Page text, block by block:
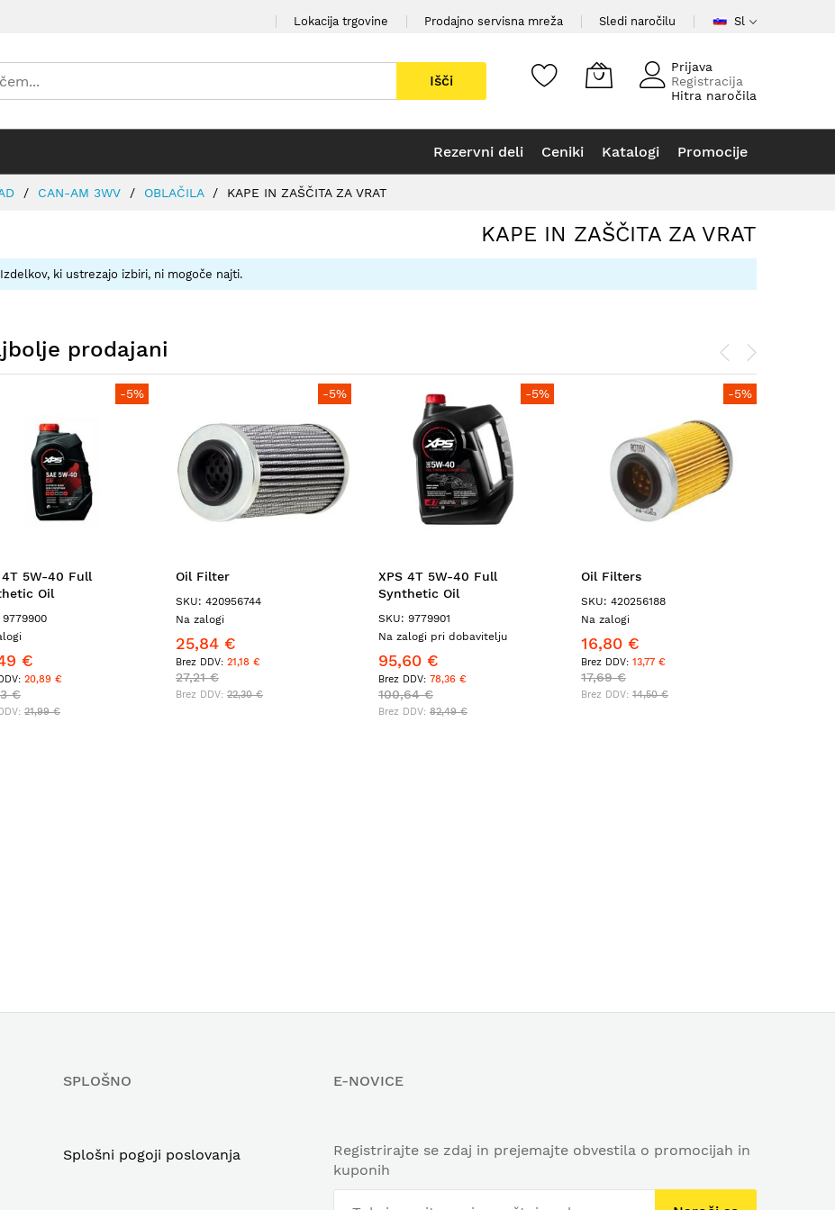
Lokacija trgovine Prodajno servisna mreža Sledi naročilu Sl
Išči
Prijava
Registracija
Hitra naročila
Rezervni deli Ceniki Katalogi Promocije
CAN-AM 3WV OBLAČILA KAPE IN ZAŠČITA ZA VRAT
KAPE IN ZAŠČITA ZA VRAT
Izdelkov, ki ustrezajo izbiri, ni mogoče najti.
prodajani
-5%
4T 5W-40 Full
Oil
9779900
€
20,89 €
€
21,99 €
-5%
Oil Filter
SKU: 420956744
Na zalogi
25,84 €
21,18 €
27,21 €
22,30 €
-5%
XPS 4T 5W-40 Full
Synthetic Oil
SKU: 9779901
Na zalogi pri dobavitelju
95,60 €
78,36 €
100,64 €
82,49 €
-5%
Oil Filters
SKU: 420256188
Na zalogi
16,80 €
13,77 €
17,69 €
14,50 €
SPLOŠNO
Splošni pogoji poslovanja
E-NOVICE
Registrirajte se zdaj in prejemajte obvestila o promocijah in
kuponih